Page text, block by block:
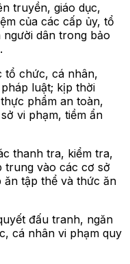
truyền, giáo dục,
của các cấp ủy, tổ
dân trong bảo
tổ chức, cá nhân,
luật; kịp thời
phẩm an toàn,
vi phạm, tiềm ẩn
thanh tra, kiểm tra,
trung vào các cơ sở
ăn tập thể và thức ăn
đấu tranh, ngăn
cá nhân vi phạm quy